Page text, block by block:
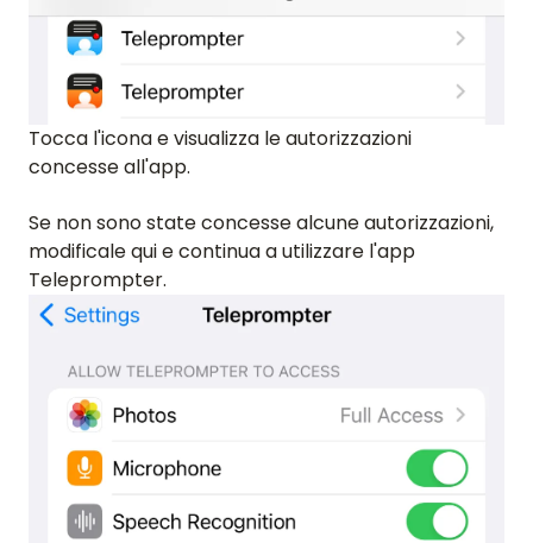
Tocca l'icona e visualizza le autorizzazioni
concesse all'app.
Se non sono state concesse alcune autorizzazioni,
modificale qui e continua a utilizzare l'app
Teleprompter.